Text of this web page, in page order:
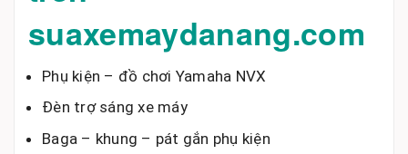
suaxemaydanang.com
Phụ kiện – đồ chơi Yamaha NVX
Đèn trợ sáng xe máy
Baga – khung – pát gắn phụ kiện